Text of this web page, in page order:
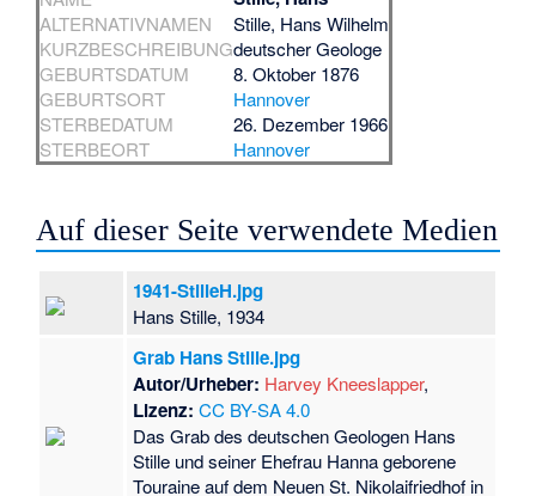
ALTERNATIVNAMEN
Stille, Hans Wilhelm
KURZBESCHREIBUNGdeutscher Geologe
GEBURTSDATUM
8. Oktober 1876
GEBURTSORT
Hannover
STERBEDATUM
26. Dezember 1966
STERBEORT
Hannover
Auf dieser Seite verwendete Medien
1941-StilleH.jpg
Hans Stille, 1934
Grab Hans Stille.jpg
Autor/Urheber: Harvey Kneeslapper,
Lizenz: CC BY-SA 4.0
Das Grab des deutschen Geologen Hans
Stille und seiner Ehefrau Hanna geborene
Touraine auf dem Neuen St. Nikolaifriedhof in